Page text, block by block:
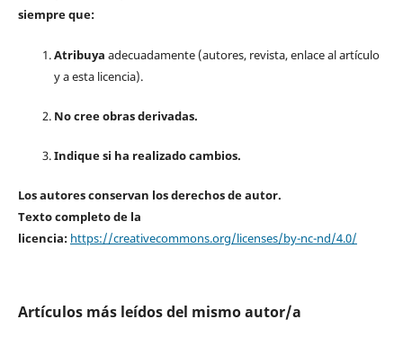
siempre que:
Atribuya adecuadamente (autores, revista, enlace al artículo
y a esta licencia).
No cree obras derivadas.
Indique si ha realizado cambios.
Los autores conservan los derechos de autor.
Texto completo de la
licencia: https://creativecommons.org/licenses/by-nc-nd/4.0/
Artículos más leídos del mismo autor/a